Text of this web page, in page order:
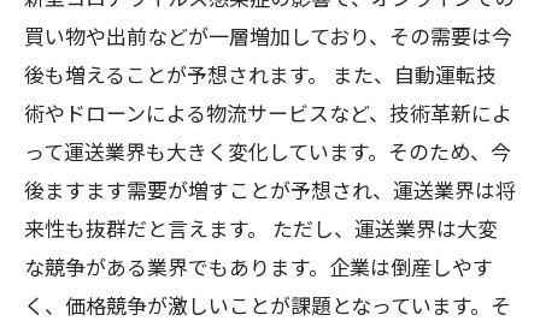
買い物や出前などが一層増加しており、その需要は今
後も増えることが予想されます。 また、自動運転技
術やドローンによる物流サービスなど、技術革新によ
って運送業界も大きく変化しています。そのため、今
後ますます需要が増すことが予想され、運送業界は将
来性も抜群だと言えます。 ただし、運送業界は大変
な競争がある業界でもあります。企業は倒産しやす
く、価格競争が激しいことが課題となっています。そ